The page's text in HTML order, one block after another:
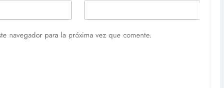
navegador para la próxima vez que comente.